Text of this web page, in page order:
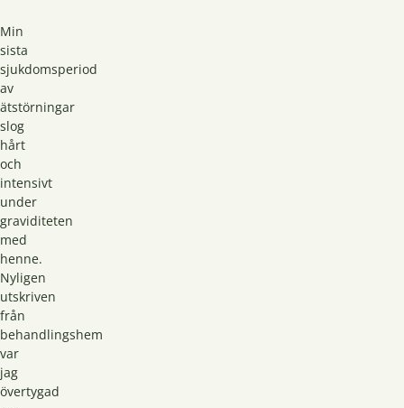
Min
sista
sjukdomsperiod
av
ätstörningar
slog
hårt
och
intensivt
under
graviditeten
med
henne.
Nyligen
utskriven
från
behandlingshem
var
jag
övertygad